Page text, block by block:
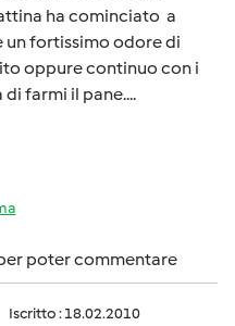
ha cominciato a
un fortissimo odore di
oppure continuo con i
farmi il pane....
poter commentare
Iscritto : 18.02.2010